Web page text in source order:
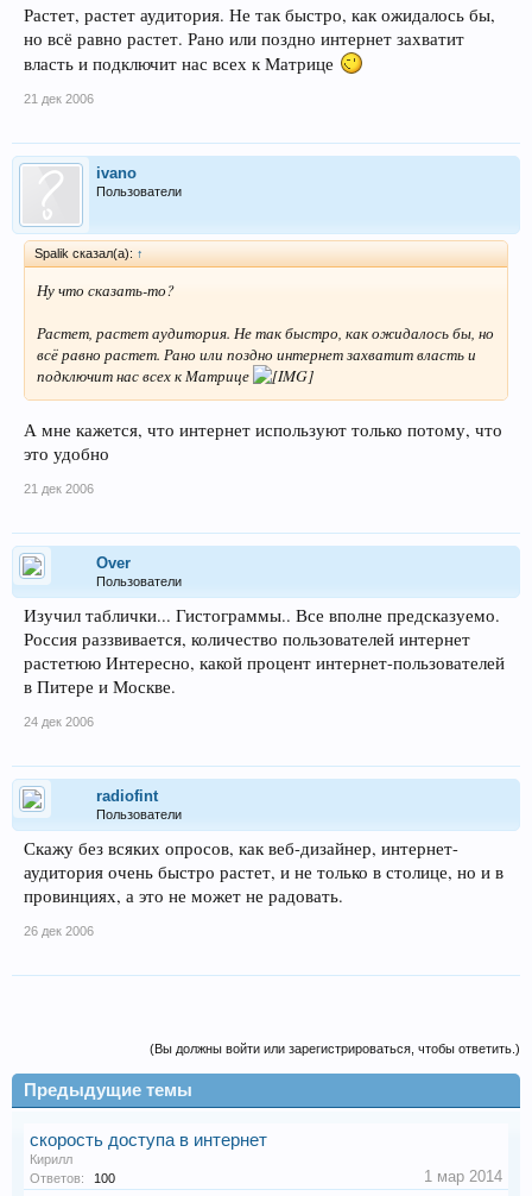
Растет, растет аудитория. Не так быстро, как ожидалось бы,
но всё равно растет. Рано или поздно интернет захватит
власть и подключит нас всех к Матрице
21 дек 2006
ivano
Пользователи
Spalik сказал(а): ↑
Ну что сказать-то?
Растет, растет аудитория. Не так быстро, как ожидалось бы, но
всё равно растет. Рано или поздно интернет захватит власть и
подключит нас всех к Матрице
А мне кажется, что интернет используют только потому, что
это удобно
21 дек 2006
Over
Пользователи
Изучил таблички... Гистограммы.. Все вполне предсказуемо.
Россия раззвивается, количество пользователей интернет
растетюю Интересно, какой процент интернет-пользователей
в Питере и Москве.
24 дек 2006
radiofint
Пользователи
Скажу без всяких опросов, как веб-дизайнер, интернет-
аудитория очень быстро растет, и не только в столице, но и в
провинциях, а это не может не радовать.
26 дек 2006
(Вы должны войти или зарегистрироваться, чтобы ответить.)
Предыдущие темы
скорость доступа в интернет
Кирилл
Ответов:
100 1 мар 2014